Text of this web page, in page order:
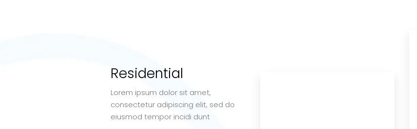
Residential
Lorem ipsum dolor sit amet,
consectetur adipiscing elit, sed do
eiusmod tempor incidi dunt